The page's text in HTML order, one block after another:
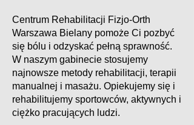
Centrum Rehabilitacji Fizjo-Orth
Warszawa Bielany pomoże Ci pozbyć
się bólu i odzyskać pełną sprawność.
W naszym gabinecie stosujemy
najnowsze metody rehabilitacji, terapii
manualnej i masażu. Opiekujemy się i
rehabilitujemy sportowców, aktywnych i
ciężko pracujących ludzi.